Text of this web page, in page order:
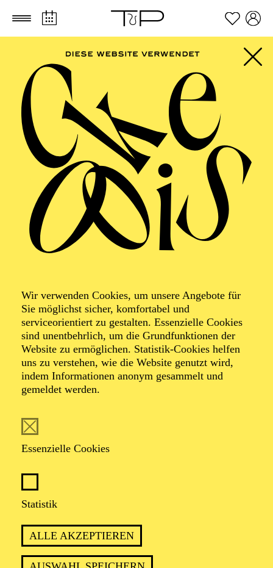
Zum Hauptinhalt springen Zum Footer springen
Wir verwenden Cookies, um unsere Angebote für
Sie möglichst sicher, komfortabel und
serviceorientiert zu gestalten. Essenzielle Cookies
sind unentbehrlich, um die Grundfunktionen der
Website zu ermöglichen. Statistik-Cookies helfen
uns zu verstehen, wie die Website genutzt wird,
indem Informationen anonym gesammelt und
gemeldet werden.
Essenzielle Cookies
Statistik
ALLE AKZEPTIEREN
FILTER
SEPTEMBER 2026
PHILHARMONIE ESSEN
Freitag
04.09.2026
20:00 - 23:00
Alfried Krupp Saal
Veranstalter: Theater-, Konzert- u. Gastspieldirektion OTTO
HOFNER GMBH
TICKETS
55,20 52,70€
Die Veranstaltung ist vom Angebot der TUPcard ausgeschlossen.
Samstag
05.09.2026
Grillo-Theater
BLICK AUF DEN IRAN –
STIMMEN ZUR AKTUELLEN
LAGE